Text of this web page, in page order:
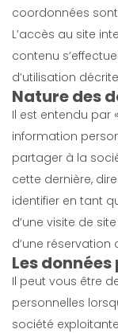
coordonnées
L’accès au site
contenu
d’utilisation
Nature des
Il est entendu par
information
partager à la
cette dernière,
identifier en tant
d’une visite de
d’une
Les
Il peut vous être
personnelles
société